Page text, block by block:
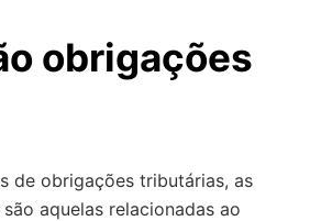
obrigações
de obrigações tributárias, as
aquelas relacionadas ao